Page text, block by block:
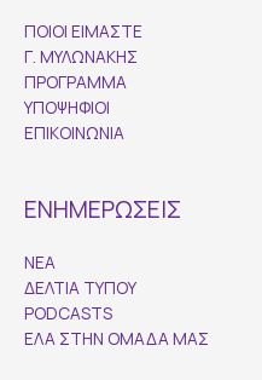
ΠΟΙΟΙ ΕΙΜΑΣΤΕ
Γ. ΜΥΛΩΝΑΚΗΣ
ΠΡΟΓΡΑΜΜΑ
ΥΠΟΨΗΦΙΟΙ
ΕΠΙΚΟΙΝΩΝΙΑ
ΕΝΗΜΕΡΩΣΕΙΣ
ΝΕΑ
ΔΕΛΤΙΑ ΤΥΠΟΥ
PODCASTS
ΕΛΑ ΣΤΗΝ ΟΜΑΔΑ ΜΑΣ